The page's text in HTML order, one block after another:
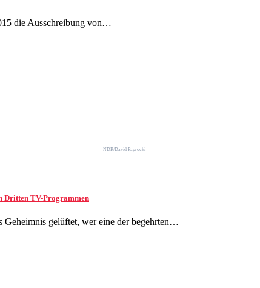
die Ausschreibung von…
NDR/David Paprocki
Dritten TV-Programmen
Geheimnis gelüftet, wer eine der begehrten…